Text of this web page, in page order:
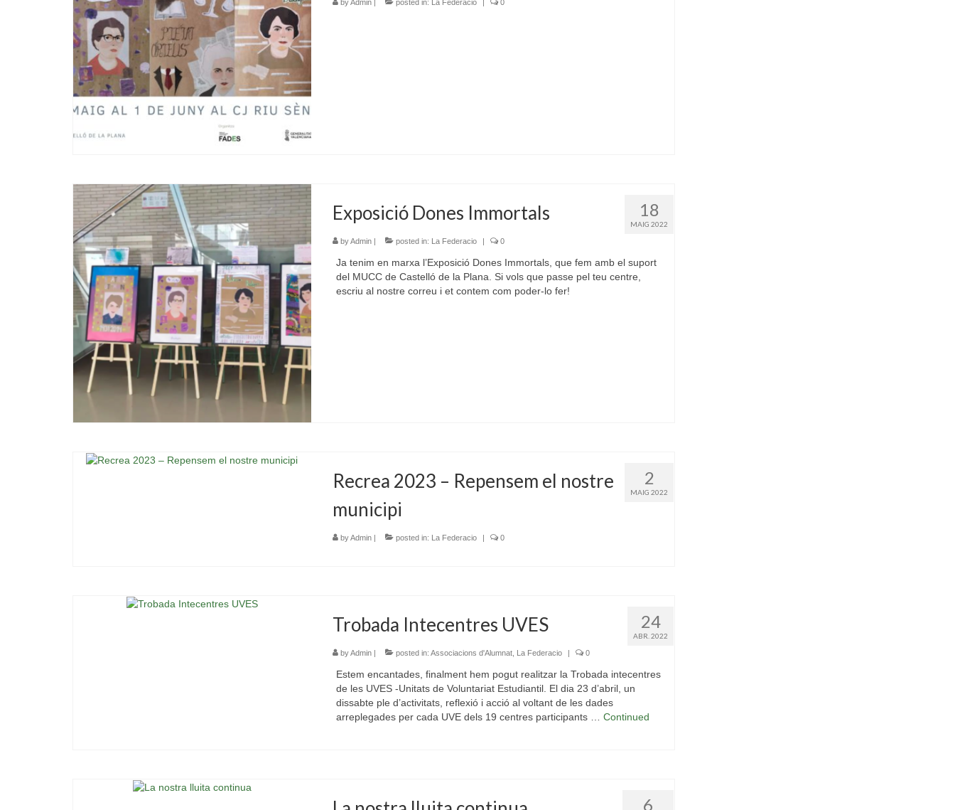
byAdmin| posted in: La Federacio | 0
18
MAIG 2022
Exposició Dones Immortals
byAdmin| posted in: La Federacio 0
Ja tenim en marxa l’Exposició Dones Immortals, que fem amb el suport
del MUCC de Castelló de la Plana. Si vols que passe pel teu centre,
escriu al nostre correu i et contem com poder-lo fer!
2
MAIG 2022
Recrea 2023 – Repensem el nostre
municipi
byAdmin| posted in: La Federacio | 0
24
ABR. 2022
Trobada Intecentres UVES
byAdmin| posted in: Associacions d'Alumnat, La Federacio | 0
Estem encantades, finalment hem pogut realitzar la Trobada intecentres
de les UVES -Unitats de Voluntariat Estudiantil. El dia 23 d’abril, un
dissabte ple d’activitats, reflexió i acció al voltant de les dades
arreplegades per cada UVE dels 19 centres participants … Continued
6